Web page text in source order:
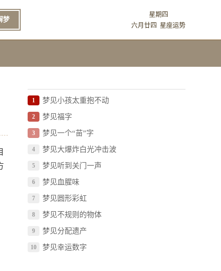
梦
星期四
六月廿四 星座运势
1 梦见小孩太重抱不动
2 梦见福字
3 梦见一个“苗”字
4 梦见大爆炸白光冲击波
5 梦见听到关门一声
6 梦见血腥味
7 梦见圆形彩虹
8 梦见不规则的物体
9 梦见分配遗产
10 梦见幸运数字